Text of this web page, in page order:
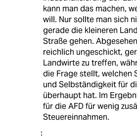
kann man das machen,
will. Nur sollte man sich
gerade die kleineren
Straße gehen.
reichlich ungeschickt,
Landwirte zu treffen,
die Frage stellt, welchen
und Selbständigkeit für
überhaupt hat. Im
für die AFD für wenig
Steuereinnahmen.